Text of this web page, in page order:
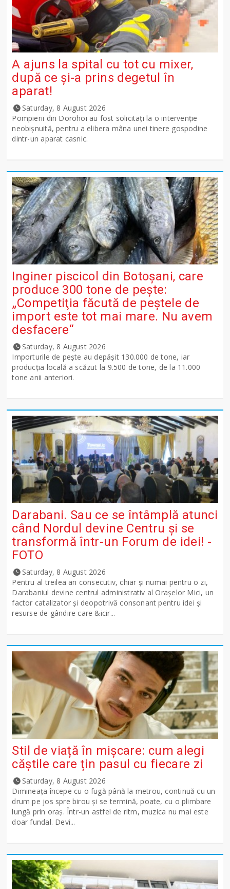
A ajuns la spital cu tot cu mixer,
după ce și-a prins degetul în
aparat!
Saturday, 8 August 2026
Pompierii din Dorohoi au fost solicitați la o intervenție
neobișnuită, pentru a elibera mâna unei tinere gospodine
dintr-un aparat casnic.
Inginer piscicol din Botoşani, care
produce 300 tone de peşte:
„Competiţia făcută de peştele de
import este tot mai mare. Nu avem
desfacere“
Saturday, 8 August 2026
Importurile de peşte au depăşit 130.000 de tone, iar
producţia locală a scăzut la 9.500 de tone, de la 11.000
tone anii anteriori.
Darabani. Sau ce se întâmplă atunci
când Nordul devine Centru și se
transformă într-un Forum de idei! -
FOTO
Saturday, 8 August 2026
Pentru al treilea an consecutiv, chiar și numai pentru o zi,
Darabaniul devine centrul administrativ al Orașelor Mici, un
factor catalizator și deopotrivă consonant pentru idei și
resurse de gândire care &icir...
Stil de viață în mișcare: cum alegi
căștile care țin pasul cu fiecare zi
Saturday, 8 August 2026
Dimineața începe cu o fugă până la metrou, continuă cu un
drum pe jos spre birou și se termină, poate, cu o plimbare
lungă prin oraș. Într-un astfel de ritm, muzica nu mai este
doar fundal. Devi...